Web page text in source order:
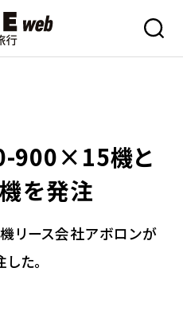
900×15機と
を発注
リース会社アボロンが
た。